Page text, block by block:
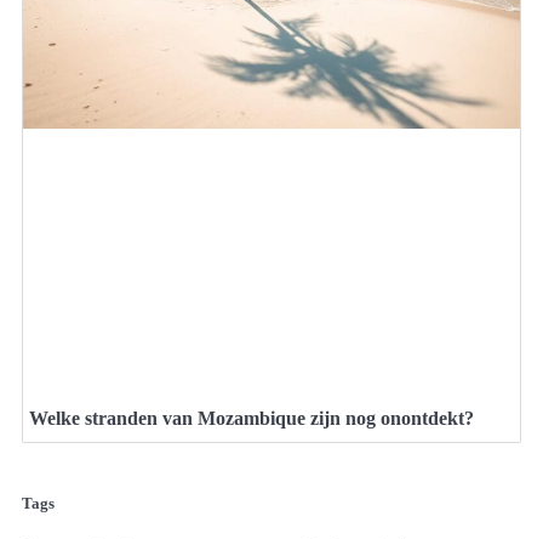
Welke stranden van Mozambique zijn nog onontdekt?
Tags